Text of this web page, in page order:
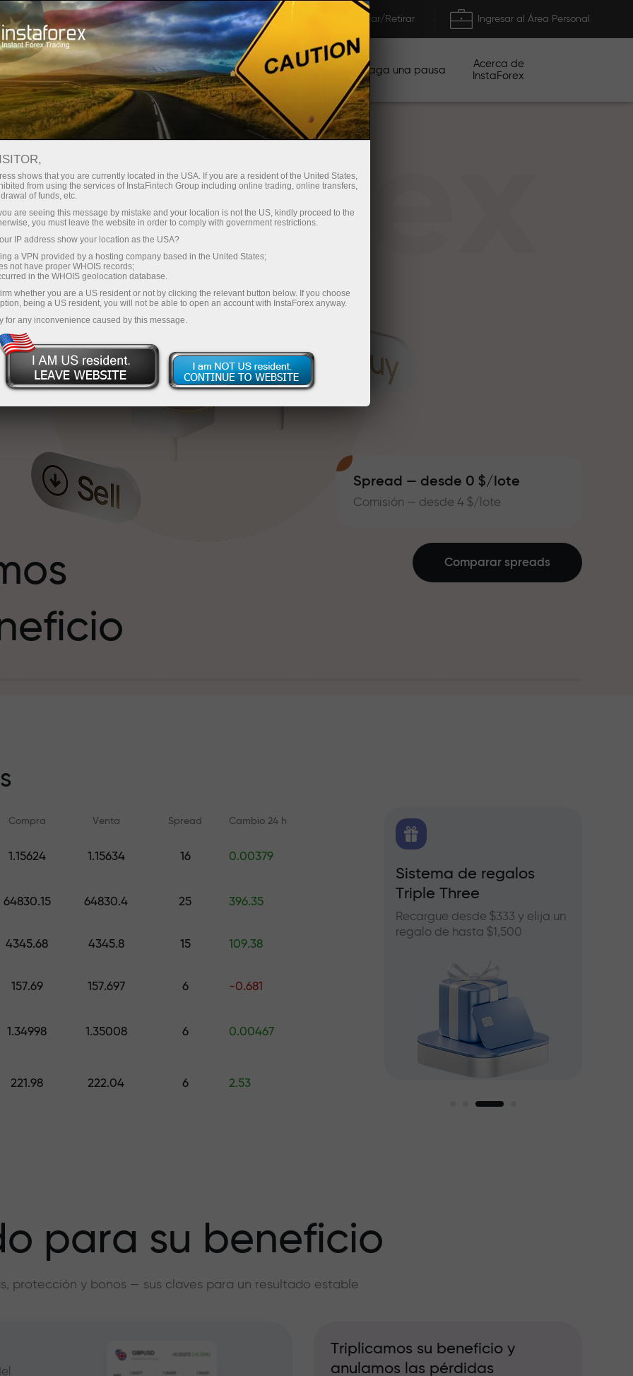
de la cuenta Plataforma comercial Depositar/Retirar Ingresar al Área Personal
Para
Para
Inversionistas
Para Socios Campañas Haga una pausa
Acerca de
InstaForex
Spread — desde 0 $/lote
Comisión — desde 4 $/lote
en la pista
de regalos
— garantizamos
X1000 — el
Comparar spreads
Compra Venta Spread Cambio 24 h
1.15624 1.15634 16 0.00379
64830.15 64830.4 25 396.35
4345.68 4345.8 15 109.38
157.69 157.697 6 -0.681
1.34998 1.35008 6 0.00467
221.98 222.04 6 2.53
Aprenda a operar desde cero —
Pronósticos diarios de Forex,
Sistema de regalos
Triple Three
Recargue desde $333 y elija un
regalo de hasta $1,500
para su beneficio
protección y bonos — sus claves para un resultado estable
Triplicamos su beneficio y
anulamos las pérdidas
shows that you are currently located in the USA. If you are a resident of the United States,
from using the services of InstaFintech Group including online trading, online transfers,
of funds, etc.
are seeing this message by mistake and your location is not the US, kindly proceed to the
you must leave the website in order to comply with government restrictions.
IP address show your location as the USA?
a VPN provided by a hosting company based in the United States;
not have proper WHOIS records;
in the WHOIS geolocation database.
whether you are a US resident or not by clicking the relevant button below. If you choose
being a US resident, you will not be able to open an account with InstaForex anyway.
for any inconvenience caused by this message.